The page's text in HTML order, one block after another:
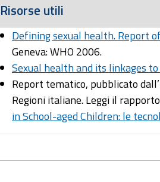
Risorse utili
Defining sexual health. Report
Geneva: WHO 2006.
Sexual health and its linkages
Report tematico, pubblicato
Regioni italiane. Leggi il
in School-aged Children: le